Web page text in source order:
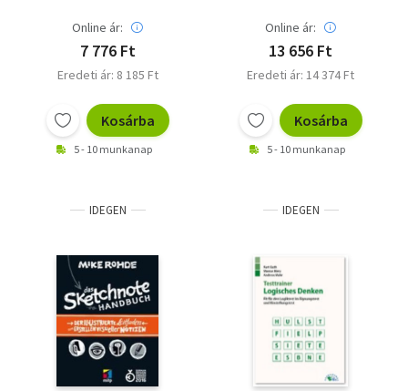
Online ár:
7 776 Ft
Eredeti ár: 8 185 Ft
Kosárba
5 - 10 munkanap
Online ár:
13 656 Ft
Eredeti ár: 14 374 Ft
Kosárba
5 - 10 munkanap
IDEGEN IDEGEN